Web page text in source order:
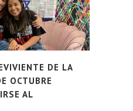
DE LA
OCTUBRE
AL